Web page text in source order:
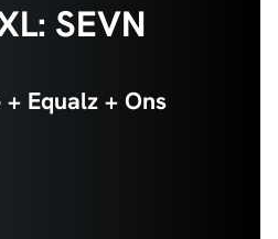
SEVN
Equalz + Ons